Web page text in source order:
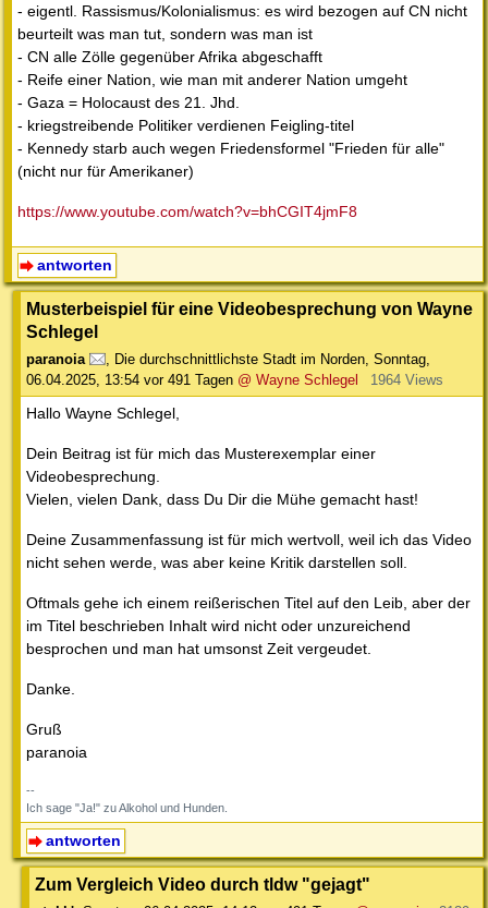
- eigentl. Rassismus/Kolonialismus: es wird bezogen auf CN nicht
beurteilt was man tut, sondern was man ist
- CN alle Zölle gegenüber Afrika abgeschafft
- Reife einer Nation, wie man mit anderer Nation umgeht
- Gaza = Holocaust des 21. Jhd.
- kriegstreibende Politiker verdienen Feigling-titel
- Kennedy starb auch wegen Friedensformel "Frieden für alle"
(nicht nur für Amerikaner)
https://www.youtube.com/watch?v=bhCGIT4jmF8
antworten
Musterbeispiel für eine Videobesprechung von Wayne
Schlegel
paranoia , Die durchschnittlichste Stadt im Norden, Sonntag,
06.04.2025, 13:54 vor 491 Tagen @ Wayne Schlegel 1964 Views
Hallo Wayne Schlegel,
Dein Beitrag ist für mich das Musterexemplar einer
Videobesprechung.
Vielen, vielen Dank, dass Du Dir die Mühe gemacht hast!
Deine Zusammenfassung ist für mich wertvoll, weil ich das Video
nicht sehen werde, was aber keine Kritik darstellen soll.
Oftmals gehe ich einem reißerischen Titel auf den Leib, aber der
im Titel beschrieben Inhalt wird nicht oder unzureichend
besprochen und man hat umsonst Zeit vergeudet.
Danke.
Gruß
paranoia
--
Ich sage "Ja!" zu Alkohol und Hunden.
antworten
Zum Vergleich Video durch tldw "gejagt"